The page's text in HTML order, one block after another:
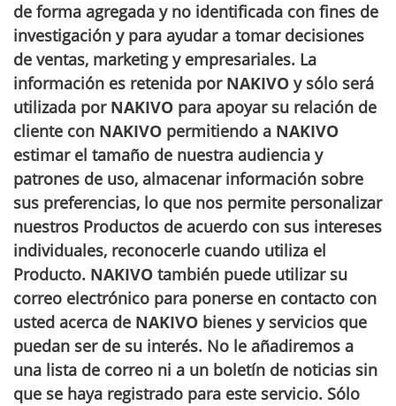
de forma agregada y no identificada con fines de
investigación y para ayudar a tomar decisiones
de ventas, marketing y empresariales. La
información es retenida por NAKIVO y sólo será
utilizada por NAKIVO para apoyar su relación de
cliente con NAKIVO permitiendo a NAKIVO
estimar el tamaño de nuestra audiencia y
patrones de uso, almacenar información sobre
sus preferencias, lo que nos permite personalizar
nuestros Productos de acuerdo con sus intereses
individuales, reconocerle cuando utiliza el
Producto. NAKIVO también puede utilizar su
correo electrónico para ponerse en contacto con
usted acerca de NAKIVO bienes y servicios que
puedan ser de su interés. No le añadiremos a
una lista de correo ni a un boletín de noticias sin
que se haya registrado para este servicio. Sólo